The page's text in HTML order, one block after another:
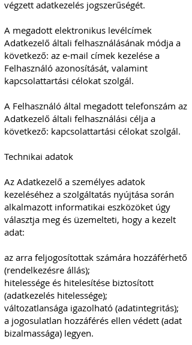
végzett adatkezelés jogszerűségét.
A megadott elektronikus levélcímek
Adatkezelő általi felhasználásának módja a
következő: az e-mail címek kezelése a
Felhasználó azonosítását, valamint
kapcsolattartási célokat szolgál.
A Felhasználó által megadott telefonszám az
Adatkezelő általi felhasználási célja a
következő: kapcsolattartási célokat szolgál.
Technikai adatok
Az Adatkezelő a személyes adatok
kezeléséhez a szolgáltatás nyújtása során
alkalmazott informatikai eszközöket úgy
választja meg és üzemelteti, hogy a kezelt
adat:
az arra feljogosítottak számára hozzáférhető
(rendelkezésre állás);
hitelessége és hitelesítése biztosított
(adatkezelés hitelessége);
változatlansága igazolható (adatintegritás);
a jogosulatlan hozzáférés ellen védett (adat
bizalmassága) legyen.